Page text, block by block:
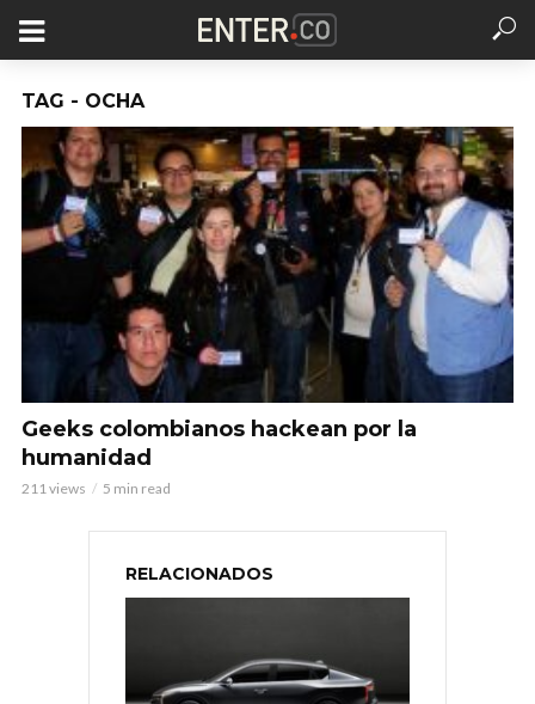
TAG - OCHA
Geeks colombianos hackean por la
humanidad
211 views 5 min read
RELACIONADOS